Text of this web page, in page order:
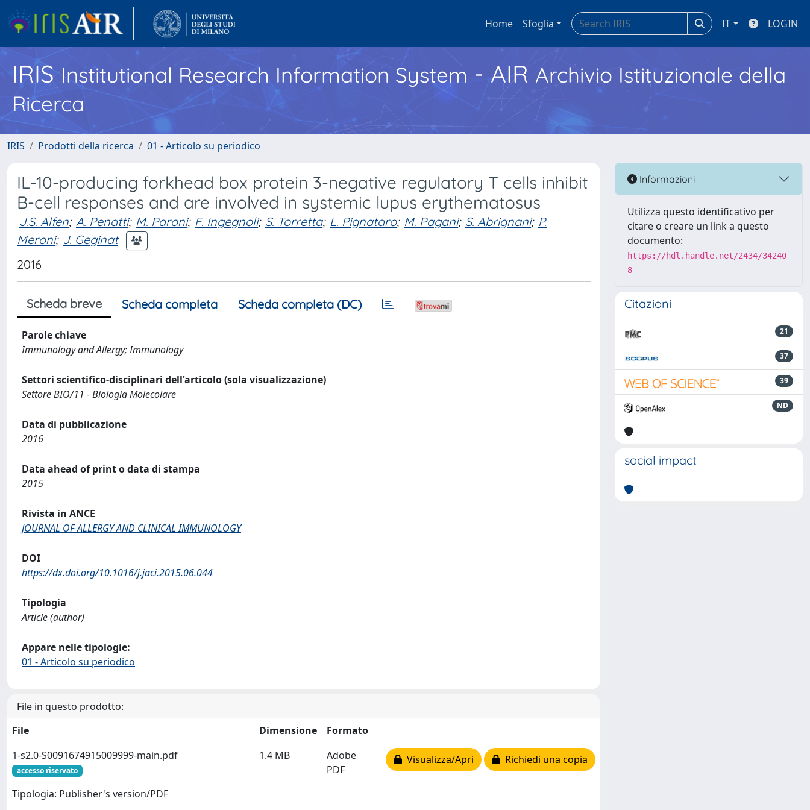
Home Sfoglia IT LOGIN
IRISInstitutional Research Information System - AIR Archivio Istituzionale della
Ricerca
IRIS Prodotti della ricerca 01 - Articolo su periodico
IL-10-producing forkhead box protein 3-negative regulatory T cells inhibit
B-cell responses and are involved in systemic lupus erythematosus
J.S. Alfen; A. Penatti; M. Paroni; F. Ingegnoli; S. Torretta; L. Pignataro; M. Pagani; S. Abrignani; P.
Meroni; J. Geginat
2016
Scheda breve Scheda completa Scheda completa (DC)
Parole chiave
Immunology and Allergy; Immunology
Settori scientifico-disciplinari dell'articolo (sola visualizzazione)
Settore BIO/11 - Biologia Molecolare
Data di pubblicazione
2016
Data ahead of print o data di stampa
2015
Rivista in ANCE
JOURNAL OF ALLERGY AND CLINICAL IMMUNOLOGY
DOI
https://dx.doi.org/10.1016/j.jaci.2015.06.044
Tipologia
Article (author)
Appare nelle tipologie:
01 - Articolo su periodico
File in questo prodotto:
File
Dimensione
Formato
1-s2.0-S0091674915009999-main.pdf
accesso riservato
Tipologia: Publisher's version/PDF
1.4 MB
Adobe
PDF
Visualizza/Apri Richiedi una copia
Informazioni
Utilizza questo identificativo per
citare o creare un link a questo
documento:
https://hdl.handle.net/2434/34240
8
Citazioni
21
37
39
ND
social impact